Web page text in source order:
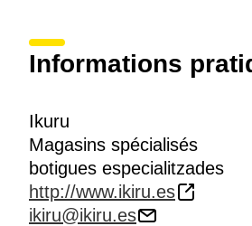
Informations
Ikuru
Magasins spécialisés
botigues especialitzades
http://www.ikiru.es
ikiru@ikiru.es